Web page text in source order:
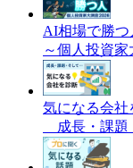
AI相場で勝つ
～個人投資家
気になる会社
成長・課題